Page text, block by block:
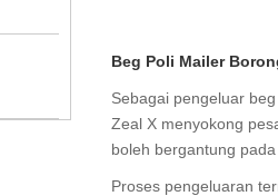
Beg Poli Mailer
Sebagai pengeluar
Zeal X menyokong
boleh bergantung
Proses pengeluaran